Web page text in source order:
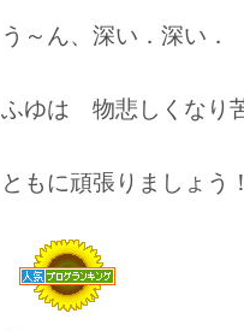
う～ん、深い．深い．
ふゆは 物悲しくなり
ともに頑張りましょう